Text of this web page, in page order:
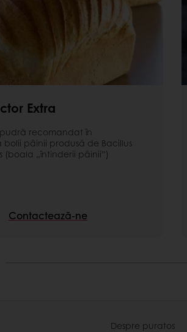
Extra
recomandat în
pâinii produsă de Bacillus
(boala „întinderii pâinii”)
Contactează-ne
Despre puratos